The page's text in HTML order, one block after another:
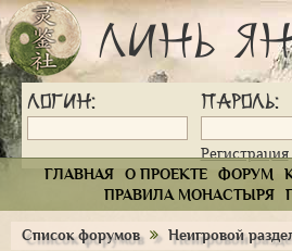
Линь
Логин: Пароль:
Регистрация
ГЛАВНАЯ
О ПРОЕКТЕ ФОРУМ
ПРАВИЛА МОНАСТЫРЯ
Список форумов Неигровой